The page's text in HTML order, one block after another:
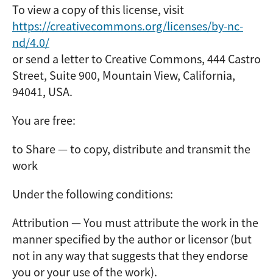
To view a copy of this license, visit
https://creativecommons.org/licenses/by-nc-
nd/4.0/
or send a letter to Creative Commons, 444 Castro
Street, Suite 900, Mountain View, California,
94041, USA.
You are free:
to Share — to copy, distribute and transmit the
work
Under the following conditions:
Attribution — You must attribute the work in the
manner specified by the author or licensor (but
not in any way that suggests that they endorse
you or your use of the work).